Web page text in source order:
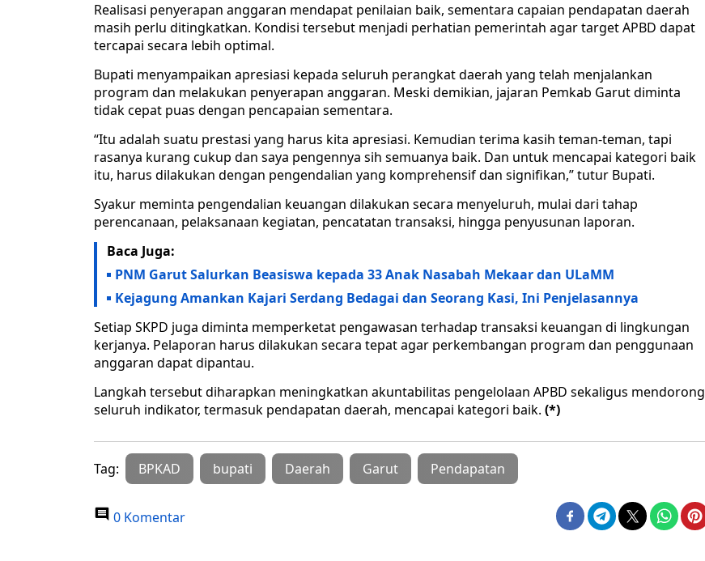
Realisasi penyerapan anggaran mendapat penilaian baik, sementara capaian pendapatan daerah
masih perlu ditingkatkan. Kondisi tersebut menjadi perhatian pemerintah agar target APBD dapat
tercapai secara lebih optimal.
Bupati menyampaikan apresiasi kepada seluruh perangkat daerah yang telah menjalankan
program dan melakukan penyerapan anggaran. Meski demikian, jajaran Pemkab Garut diminta
tidak cepat puas dengan pencapaian sementara.
“Itu adalah suatu prestasi yang harus kita apresiasi. Kemudian terima kasih teman-teman, tapi
rasanya kurang cukup dan saya pengennya sih semuanya baik. Dan untuk mencapai kategori baik
itu, harus dilakukan dengan pengendalian yang komprehensif dan signifikan,” tutur Bupati.
Syakur meminta pengendalian keuangan dilakukan secara menyeluruh, mulai dari tahap
perencanaan, pelaksanaan kegiatan, pencatatan transaksi, hingga penyusunan laporan.
Baca Juga:
PNM Garut Salurkan Beasiswa kepada 33 Anak Nasabah Mekaar dan ULaMM
Kejagung Amankan Kajari Serdang Bedagai dan Seorang Kasi, Ini Penjelasannya
Setiap SKPD juga diminta memperketat pengawasan terhadap transaksi keuangan di lingkungan
kerjanya. Pelaporan harus dilakukan secara tepat agar perkembangan program dan penggunaan
anggaran dapat dipantau.
Langkah tersebut diharapkan meningkatkan akuntabilitas pengelolaan APBD sekaligus mendorong
seluruh indikator, termasuk pendapatan daerah, mencapai kategori baik. (*)
Tag: BPKAD bupati Daerah Garut Pendapatan
0 Komentar